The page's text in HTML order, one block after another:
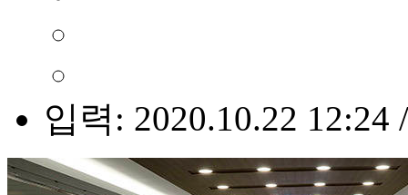
입력: 2020.10.22 12:24